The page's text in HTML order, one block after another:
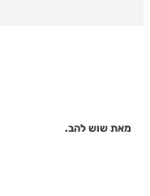
מאת שוש להב.